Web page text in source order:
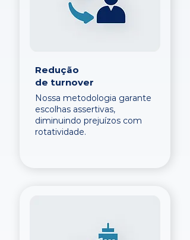
Redução
de turnover
Nossa metodologia garante
escolhas assertivas,
diminuindo prejuízos com
rotatividade.